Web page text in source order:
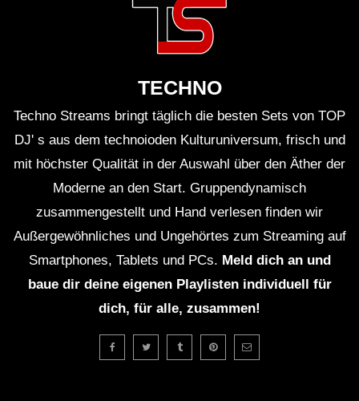
TECHNO
Techno Streams bringt täglich die besten Sets von TOP
DJ' s aus dem technoioden Kulturuniversum, frisch und
mit höchster Qualität in der Auswahl über den Äther der
Moderne an den Start. Gruppendynamisch
zusammengestellt und Hand verlesen finden wir
Außergewöhnliches und Ungehörtes zum Streaming auf
Smartphones, Tablets und PCs. Meld dich an und
baue dir deine eigenen Playlisten individuell für
dich, für alle, zusammen!